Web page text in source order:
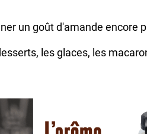
un goût d'amande encore
les glaces, les